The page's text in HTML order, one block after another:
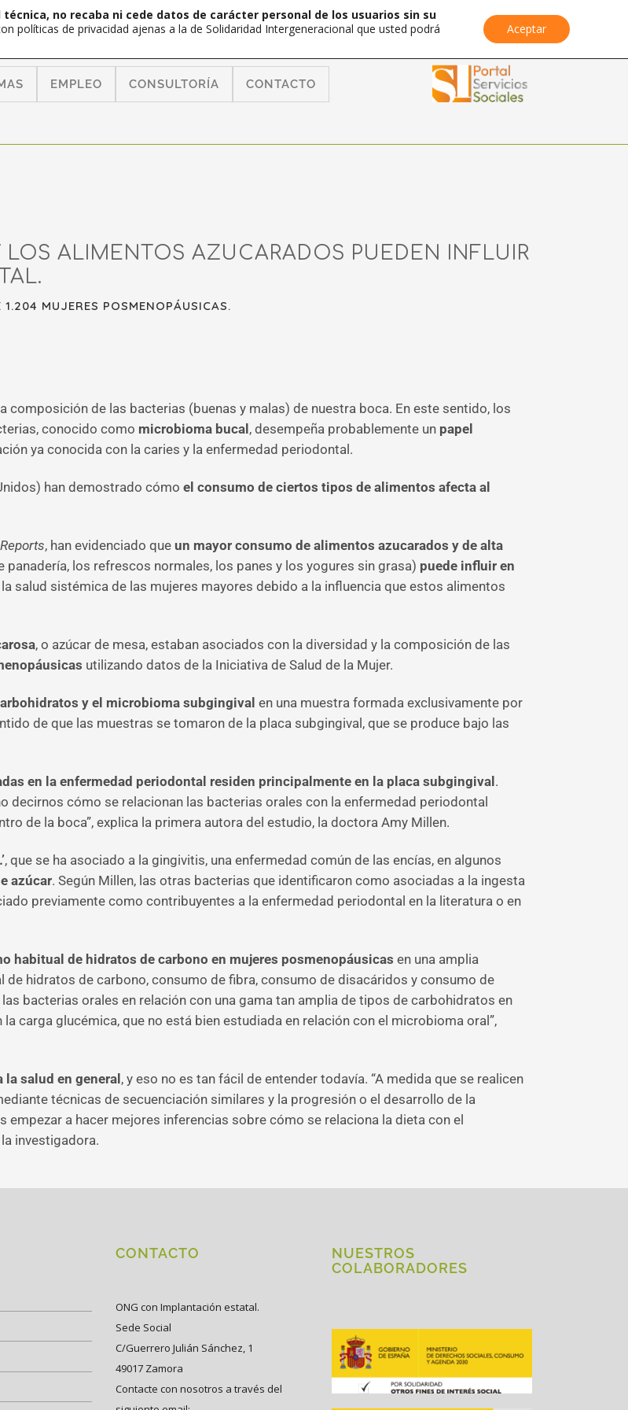
EMPLEO CONSULTORÍA CONTACTO
LOS ALIMENTOS AZUCARADOS PUEDEN INFLUIR
MUJERES POSMENOPÁUSICAS.
de las bacterias (buenas y malas) de nuestra boca. En este sentido, los
conocido como microbioma bucal , desempeña probablemente un papel
ya conocida con la caries y la enfermedad periodontal.
han demostrado cómo el consumo de ciertos tipos de alimentos afecta al
, han evidenciado que un mayor consumo de alimentos azucarados y de alta
los refrescos normales, los panes y los yogures sin grasa) puede influir en
salud sistémica de las mujeres mayores debido a la influencia que estos alimentos
, o azúcar de mesa, estaban asociados con la diversidad y la composición de las
utilizando datos de la Iniciativa de Salud de la Mujer.
y el microbioma subgingival en una muestra formada exclusivamente por
de que las muestras se tomaron de la placa subgingival, que se produce bajo las
en la enfermedad periodontal residen principalmente en la placa subgingival .
decirnos cómo se relacionan las bacterias orales con la enfermedad periodontal
de la boca”, explica la primera autora del estudio, la doctora Amy Millen.
, que se ha asociado a la gingivitis, una enfermedad común de las encías, en algunos
azúcar. Según Millen, las otras bacterias que identificaron como asociadas a la ingesta
previamente como contribuyentes a la enfermedad periodontal en la literatura o en
habitual de hidratos de carbono en mujeres posmenopáusicas en una amplia
hidratos de carbono, consumo de fibra, consumo de disacáridos y consumo de
bacterias orales en relación con una gama tan amplia de tipos de carbohidratos en
carga glucémica, que no está bien estudiada en relación con el microbioma oral”,
salud en general , y eso no es tan fácil de entender todavía. “A medida que se realicen
técnicas de secuenciación similares y la progresión o el desarrollo de la
a hacer mejores inferencias sobre cómo se relaciona la dieta con el
investigadora.
CONTACTO
ONG con Implantación estatal.
Sede Social
C/Guerrero Julián Sánchez, 1
49017 Zamora
Contacte con nosotros a través del
NUESTROS
COLABORADORES
no recaba ni cede datos de carácter personal de los usuarios sin su
políticas de privacidad ajenas a la de Solidaridad Intergeneracional que usted podrá
Aceptar